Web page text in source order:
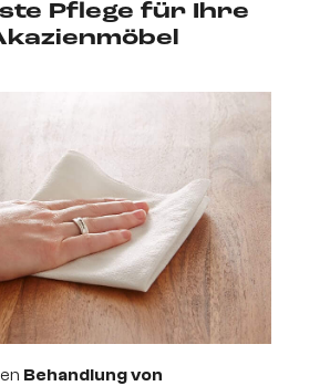
Pflege für Ihre
Behandlung von